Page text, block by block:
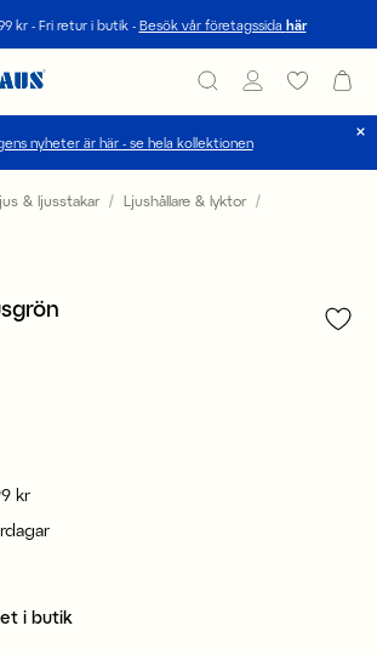
kr - Fri retur i butik - Besök vår företagssida här
nyheter är här - se hela kollektionen
/ valuta
& ljusstakar
Ljushållare & lyktor
kr
i butik